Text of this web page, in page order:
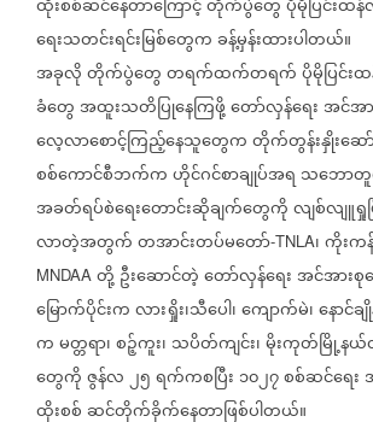
ထိုးစစ်ဆင်နေတာကြောင့်တိုက်ပွဲတွေပိုမိုပြင်း
ရေးသတင်းရင်းမြစ်တွေကခန့်မှန်းထားပါတယ်။
အခုလိုတိုက်ပွဲတွေတရက်ထက်တရက်ပိုမိုပြင်
ခံတွေအထူးသတိပြုနေကြဖို့တော်လှန်ရေးအင်အ
လေ့လာစောင့်ကြည့်နေသူတွေကတိုက်တွန်းနှိုးဆေ
စစ်ကောင်စီဘက်ကဟိုင်ဂင်စာချုပ်အရ သဘော
အခတ်ရပ်စဲရေးတောင်းဆိုချက်တွေကိုလျစ်လျူရှုပ
လာတဲ့အတွက်တအာင်းတပ်မတော်-TNLA၊ကိုးက
MNDAA တို့ဦးဆောင်တဲ့တော်လှန်ရေးအင်အား
မြောက်ပိုင်းကလားရှိုး၊သီပေါ၊ကျောက်မဲ၊နောင်ခ
ကမတ္တရာ၊စဉ့်ကူး၊ သပိတ်ကျင်း၊မိုးကုတ်မြို့န
တွေကိုဇွန်လ၂၅ရက်ကစပြီး ၁၀၂၇စစ်ဆင်ရေး
ထိုးစစ်ဆင်တိုက်ခိုက်နေတာဖြစ်ပါတယ်။